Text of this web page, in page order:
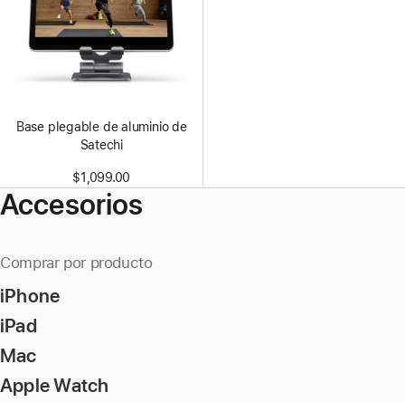
Base plegable de aluminio de
Satechi
$1,099.00
Accesorios
Comprar por producto
iPhone
iPad
Mac
Apple Watch